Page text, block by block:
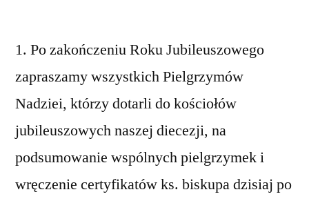
1. Po zakończeniu Roku Jubileuszowego
zapraszamy wszystkich Pielgrzymów
Nadziei, którzy dotarli do kościołów
jubileuszowych naszej diecezji, na
podsumowanie wspólnych pielgrzymek i
wręczenie certyfikatów ks. biskupa dzisiaj po